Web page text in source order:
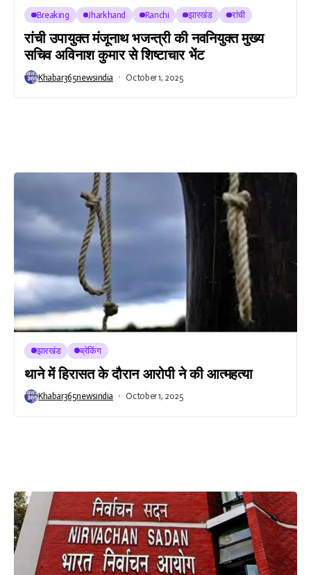
Breaking Jharkhand Ranchi झारखंड रांची
रांची उपायुक्त मंजूनाथ भजन्त्री की नवनियुक्त मुख्य
सचिव अविनाश कुमार से शिष्टाचार भेंट
Khabar365newsindia October 1, 2025
झारखंड ब्रेकिंग
थाने में हिरासत के दौरान आरोपी ने की आत्महत्या
Khabar365newsindia October 1, 2025